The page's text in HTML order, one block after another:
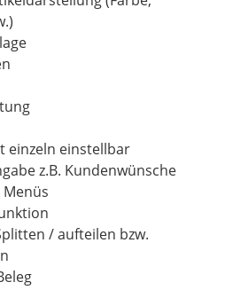
einzeln einstellbar
z.B. Kundenwünsche
/ aufteilen bzw.